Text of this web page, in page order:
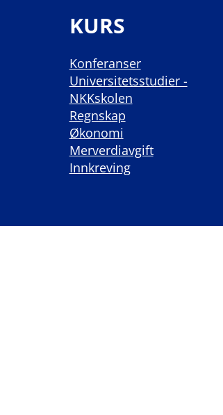
KURS
Konferanser
Universitetsstudier -
NKKskolen
Regnskap
Økonomi
Merverdiavgift
Innkreving